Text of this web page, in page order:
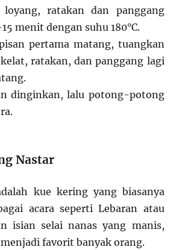
ratakan dan panggang
menit dengan suhu 180°C.
pertama matang, tuangkan
ratakan, dan panggang lagi
dinginkan, lalu potong-potong
Nastar
kue kering yang biasanya
acara seperti Lebaran atau
isian selai nanas yang manis,
favorit banyak orang.